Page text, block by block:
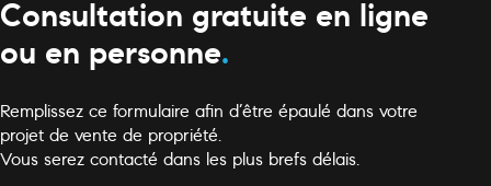
Consultation gratuite en ligne
ou en personne.
Remplissez ce formulaire afin d’être épaulé dans votre
projet de vente de propriété.
Vous serez contacté dans les plus brefs délais.